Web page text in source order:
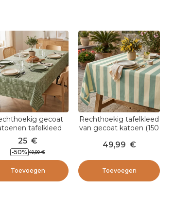
gecoat
tafelkleed
x 350 cm) Paolo
Groen
25 €
-50% 49,99 €
Toevoegen
Rechthoekig tafelkleed
van gecoat katoen (150
Salie Groen
49,99 €
Toevoegen